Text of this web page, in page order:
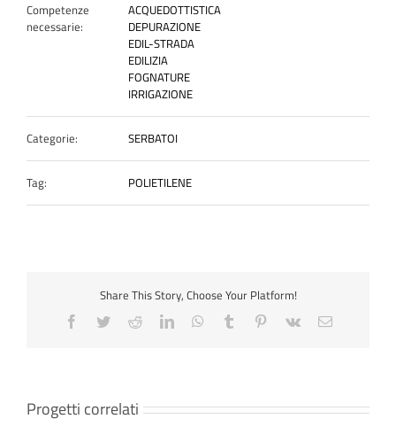
Competenze
necessarie:
ACQUEDOTTISTICA
DEPURAZIONE
EDIL-STRADA
EDILIZIA
FOGNATURE
IRRIGAZIONE
Categorie: SERBATOI
Tag: POLIETILENE
Share This Story, Choose Your Platform!
Progetti correlati